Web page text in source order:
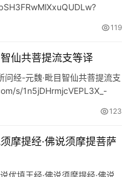
119
仙共菩提流支等译
经-元魏·毗目智仙共菩提流支
s/1n5jDHrmjcVEPL3X_-
123
摩提经·佛说须摩提菩萨